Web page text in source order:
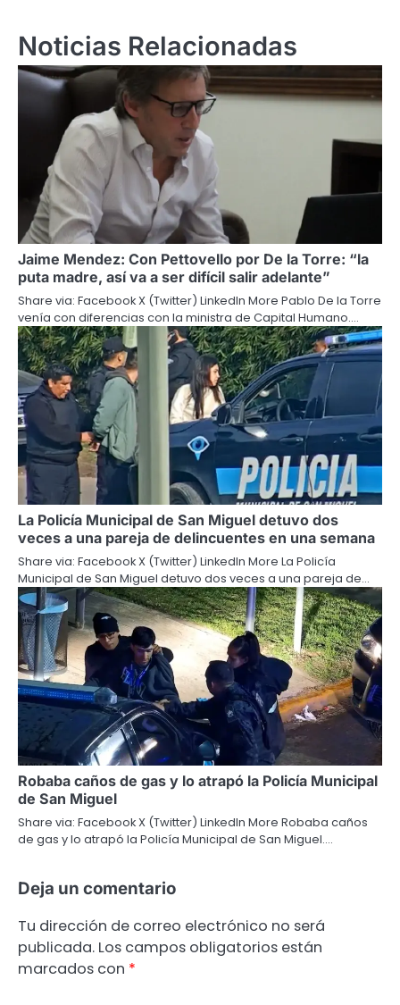
Noticias Relacionadas
Jaime Mendez: Con Pettovello por De la Torre: “la
puta madre, así va a ser difícil salir adelante”
Share via: Facebook X (Twitter) LinkedIn More Pablo De la Torre
venía con diferencias con la ministra de Capital Humano.…
La Policía Municipal de San Miguel detuvo dos
veces a una pareja de delincuentes en una semana
Share via: Facebook X (Twitter) LinkedIn More La Policía
Municipal de San Miguel detuvo dos veces a una pareja de…
Robaba caños de gas y lo atrapó la Policía Municipal
de San Miguel
Share via: Facebook X (Twitter) LinkedIn More Robaba caños
de gas y lo atrapó la Policía Municipal de San Miguel.…
Deja un comentario
Tu dirección de correo electrónico no será
publicada. Los campos obligatorios están
marcados con *